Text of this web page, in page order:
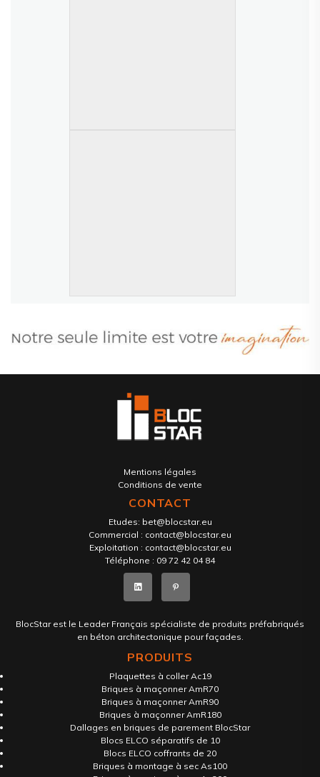
Mentions légales
Conditions de vente
CONTACT
Etudes: bet@blocstar.eu
Commercial : contact@blocstar.eu
Exploitation : contact@blocstar.eu
Téléphone : 09 72 42 04 84
BlocStar est le Leader Français spécialiste de produits préfabriqués
en béton architectonique pour façades.
PRODUITS
Plaquettes à coller Ac19
Briques à maçonner AmR70
Briques à maçonner AmR90
Briques à maçonner AmR180
Dallages en briques de parement BlocStar
Blocs ELCO séparatifs de 10
Blocs ELCO coffrants de 20
Briques à montage à sec As100